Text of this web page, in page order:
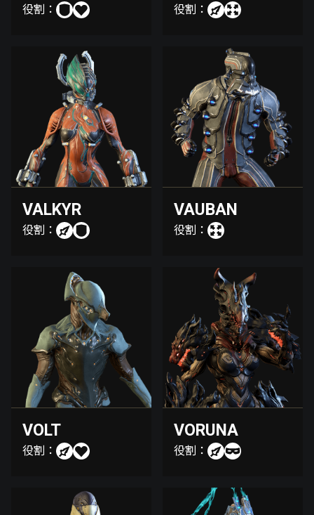
役割： 役割：
VALKYR
役割：
VAUBAN
役割：
VOLT
役割：
VORUNA
役割：